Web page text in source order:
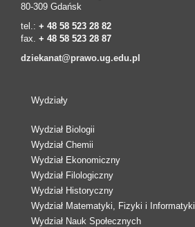
80-309 Gdańsk
tel.: + 48 58 523 28 82
fax. + 48 58 523 28 87
dziekanat@prawo.ug.edu.pl
Wydziały
Wydział Biologii
Wydział Chemii
Wydział Ekonomiczny
Wydział Filologiczny
Wydział Historyczny
Wydział Matematyki, Fizyki i Informatyki
Wydział Nauk Społecznych